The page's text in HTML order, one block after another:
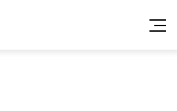
전체메
열기